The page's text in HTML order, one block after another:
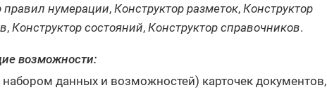
правил нумерации, Конструктор разметок, Конструктор
, Конструктор состояний, Конструктор справочников.
возможности:
данных и возможностей) карточек документов,